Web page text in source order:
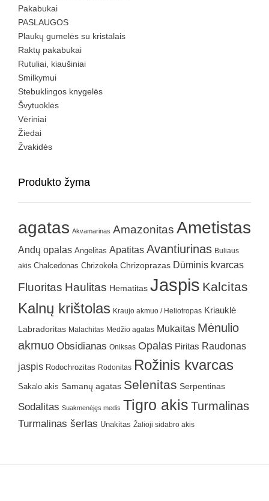
Pakabukai
PASLAUGOS
Plaukų gumelės su kristalais
Raktų pakabukai
Rutuliai, kiaušiniai
Smilkymui
Stebuklingos knygelės
Švytuoklės
Vėriniai
Žiedai
Žvakidės
Produkto žyma
agatas Akvamarinas Amazonitas Ametistas
Andų opalas Angelitas Apatitas Avantiurinas Buliaus
akis Chalcedonas Chrizokola Chrizoprazas Dūminis kvarcas
Fluoritas Haulitas Hematitas Jaspis Kalcitas
Kalnų krištolas Kraujo akmuo / Heliotropas Kriauklė
Labradoritas Malachitas Medžio agatas Mukaitas Mėnulio
akmuo Obsidianas Oniksas Opalas Piritas Raudonas
jaspis Rodochrozitas Rodonitas Rožinis kvarcas
Sakalo akis Samanų agatas Selenitas Serpentinas
Sodalitas Suakmenėjęs medis Tigro akis Turmalinas
Turmalinas šerlas Unakitas Žalioji sidabro akis